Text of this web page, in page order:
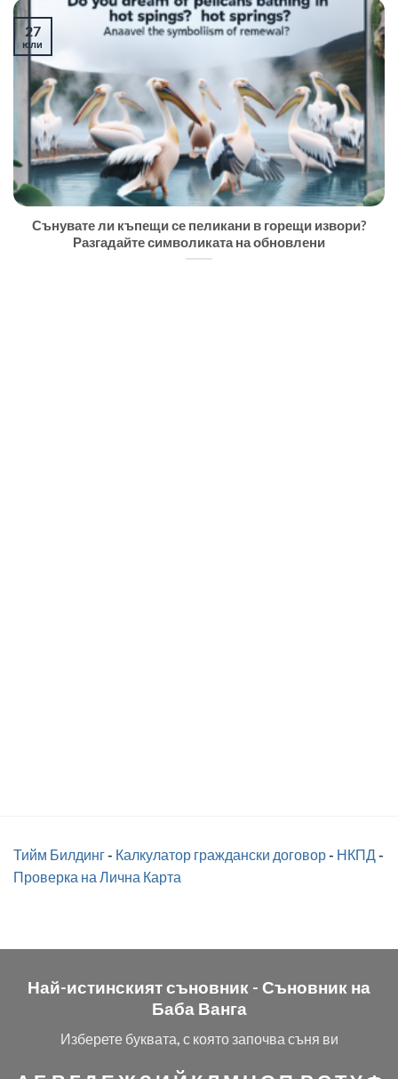
Сънувате ли къпещи се пеликани в горещи извори?
Разгадайте символиката на обновлени
27
юли
Тийм Билдинг- Калкулатор граждански договор- НКПД-
Проверка на Лична Карта
Най-истинският съновник - Съновник на
Баба Ванга
Изберете буквата, с която започва съня ви